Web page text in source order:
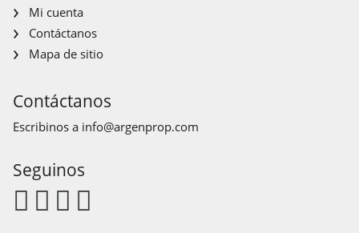
Mi cuenta
Contáctanos
Mapa de sitio
Contáctanos
Escribinos a info@argenprop.com
Seguinos